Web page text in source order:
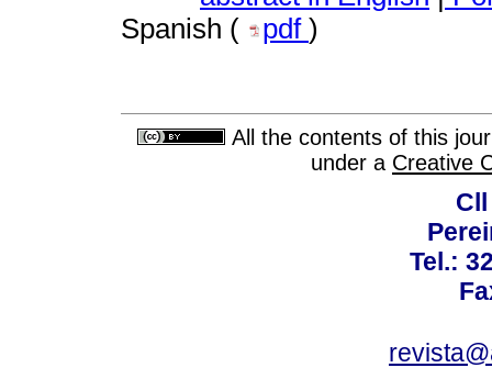
Spanish (
pdf )
All the contents of this
under a Creative
Tel.: